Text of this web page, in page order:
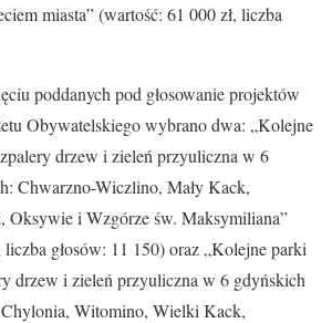
miasta” (wartość: 61 000 zł, liczba
poddanych pod głosowanie projektów
Obywatelskiego wybrano dwa: „Kolejne
drzew i zieleń przyuliczna w 6
Chwarzno-Wiczlino, Mały Kack,
Oksywie i Wzgórze św. Maksymiliana”
liczba głosów: 11 150) oraz „Kolejne parki
drzew i zieleń przyuliczna w 6 gdyńskich
Chylonia, Witomino, Wielki Kack,